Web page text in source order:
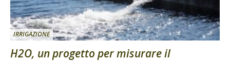
IRRIGAZIONE
H2O, un progetto per misurare il